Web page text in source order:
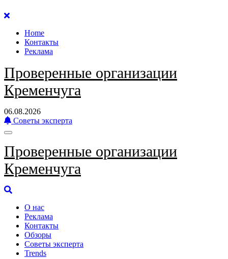
Перейти
содержанию
Home
Контакты
Реклама
Проверенные организации
Кременчуга
06.08.2026
Советы эксперта
Проверенные организации
Кременчуга
О нас
Реклама
Контакты
Обзоры
Советы эксперта
Trends